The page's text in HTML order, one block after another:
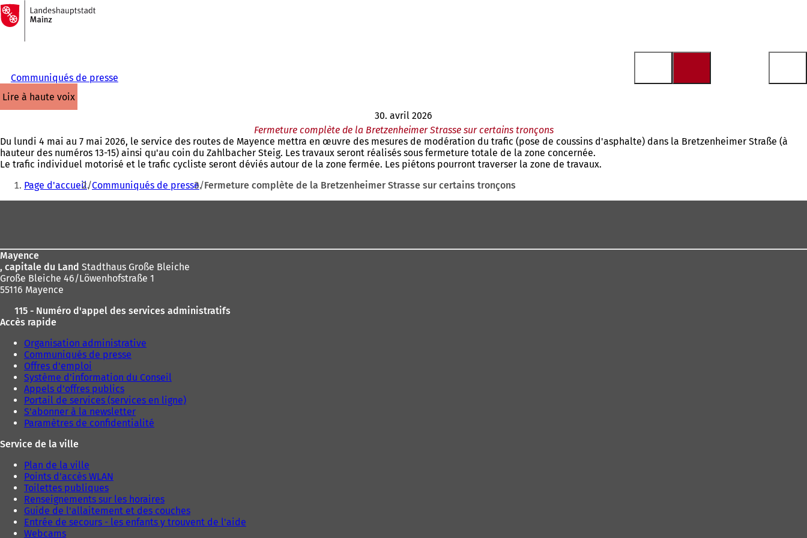
Accéder au contenu
Vers
la
page
d'accueil
Communiqués de presse
lire à haute voix
30. avril 2026
Fermeture complète de la Bretzenheimer Strasse sur certains tronçons
Du lundi 4 mai au 7 mai 2026, le service des routes de Mayence mettra en œuvre des mesures de modération du trafic (pose de coussins d'asphalte) dans la Bretzenheimer Straße (à
hauteur des numéros 13-15) ainsi qu'au coin du Zahlbacher Steig. Les travaux seront réalisés sous fermeture totale de la zone concernée.
Le trafic individuel motorisé et le trafic cycliste seront déviés autour de la zone fermée. Les piétons pourront traverser la zone de travaux.
Vous
êtes
Page d'accueil Communiqués de presse Fermeture complète de la Bretzenheimer Strasse sur certains tronçons
Mayence
, capitale du Land Stadthaus Große Bleiche
Große Bleiche 46/Löwenhofstraße 1
55116 Mayence
115 - Numéro d'appel des services administratifs
Accès rapide
Organisation administrative
Communiqués de presse
Offres d'emploi
Système d'information du Conseil
Appels d'offres publics
Portail de services (services en ligne)
S'abonner à la newsletter
Paramètres de confidentialité
Service de la ville
Plan de la ville
Points d'accès WLAN
Toilettes publiques
Renseignements sur les horaires
Guide de l'allaitement et des couches
Entrée de secours - les enfants y trouvent de l'aide
Webcams